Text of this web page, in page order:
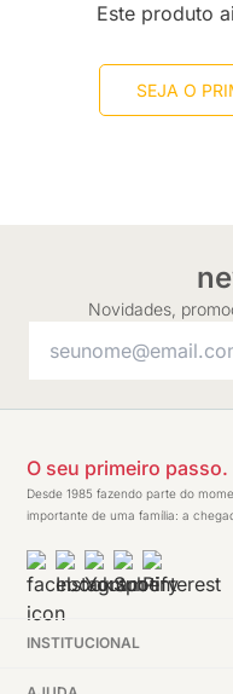
Este produto
SEJA O
Novidades,
O seu primeiro passo.
Desde 1985 fazendo parte do
importante de uma família: a
INSTITUCIONAL